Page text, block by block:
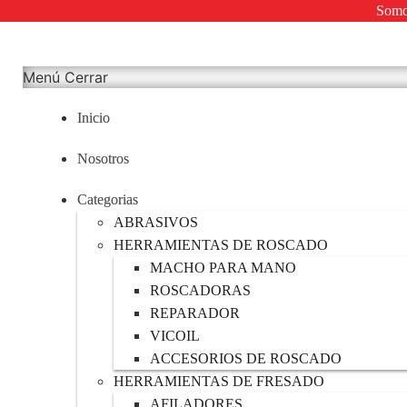
Menú Cerrar
Inicio
Nosotros
Categorias
ABRASIVOS
HERRAMIENTAS DE ROSCADO
MACHO PARA MANO
ROSCADORAS
REPARADOR
VICOIL
ACCESORIOS DE ROSCADO
HERRAMIENTAS DE FRESADO
AFILADORES